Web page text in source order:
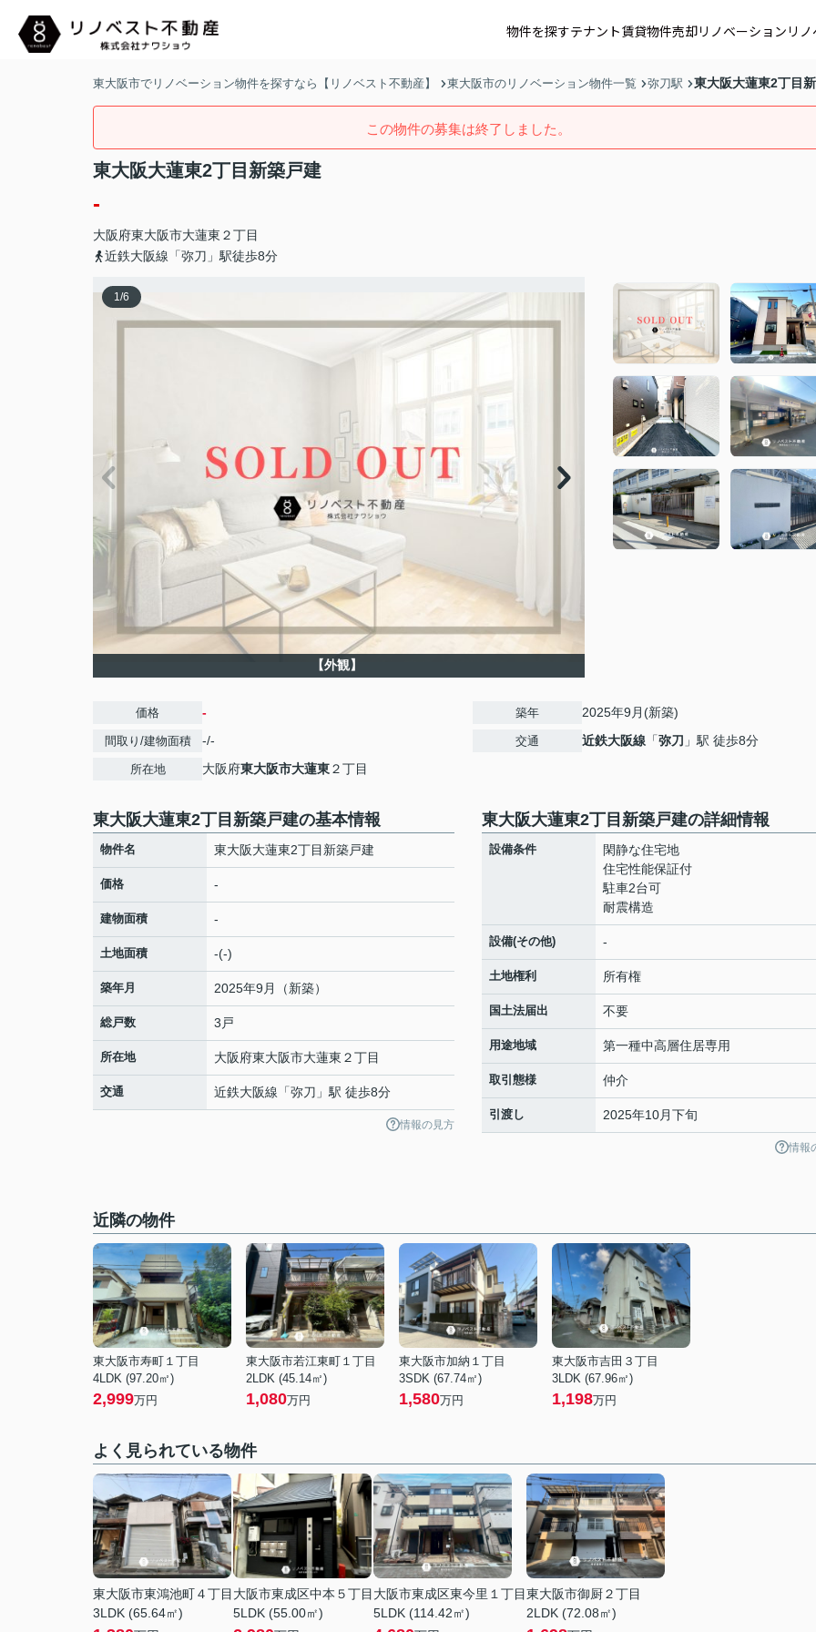
物件を探すテナント賃貸物件売却リノベーション リ
東大阪市でリノベーション物件を探すなら【リノベスト不動産】 東大阪市のリノベーション物件一覧 弥刀駅 東大阪大蓮東2丁目
この物件の募集は終了しました。
東大阪大蓮東2丁目新築戸建
-
大阪府東大阪市大蓮東 ２丁目
近鉄大阪線「弥刀」駅徒歩8分
1/6
【外観】
価格 -
間取り/建物面積 -/-
所在地 大阪府東大阪市大蓮東２丁目
築年 2025年9月(新築)
交通 近鉄大阪線 「弥刀 」駅 徒歩8分
東大阪大蓮東2丁目新築戸建の基本情報
物件名 東大阪大蓮東2丁目新築戸建
価格 -
建物面積 -
土地面積 -(-)
築年月 2025年9月（新築）
総戸数 3戸
所在地 大阪府東大阪市大蓮東 ２丁目
交通 近鉄大阪線 「弥刀 」駅 徒歩8分
情報の見方
東大阪大蓮東2丁目新築戸建の詳細情報
設備条件
閑静な住宅地
住宅性能保証付
駐車2台可
耐震構造
設備(その他) -
土地権利 所有権
国土法届出 不要
用途地域 第一種中高層住居専用
取引態様 仲介
引渡し 2025年10月下旬
情報
近隣の物件
東大阪市寿町１丁目
4LDK (97.20㎡)
2,999万円
東大阪市若江東町１丁目
2LDK (45.14㎡)
1,080万円
東大阪市加納１丁目
3SDK (67.74㎡)
1,580万円
東大阪市吉田３丁目
3LDK (67.96㎡)
1,198万円
よく見られている物件
東大阪市東鴻池町４丁目
3LDK (65.64㎡)
大阪市東成区中本５丁目
5LDK (55.00㎡)
大阪市東成区東今里１丁目
5LDK (114.42㎡)
東大阪市御厨２丁目
2LDK (72.08㎡)